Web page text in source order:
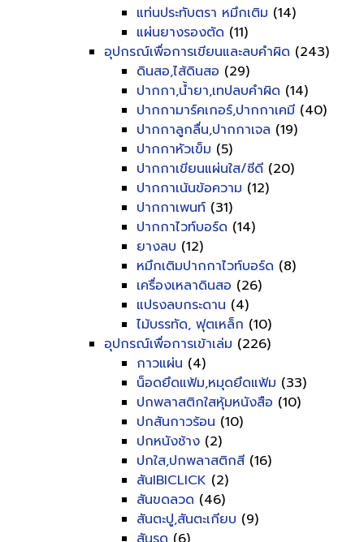
แท่นประทับตรา หมึกเติม (14)
แผ่นยางรองตัด (11)
อุปกรณ์เพื่อการเขียนและลบคำผิด (243)
ดินสอ,ไส้ดินสอ (29)
ปากกา,น้ำยา,เทปลบคำผิด (14)
ปากกามาร์คเกอร์,ปากกาเคมี (40)
ปากกาลูกลื่น,ปากกาเจล (19)
ปากกาหัวเข็ม (5)
ปากกาเขียนแผ่นใส/ซีดี (20)
ปากกาเน้นข้อความ (12)
ปากกาเพนท์ (31)
ปากกาไวท์บอร์ด (14)
ยางลบ (12)
หมึกเติมปากกาไวท์บอร์ด (8)
เครื่องเหลาดินสอ (26)
แปรงลบกระดาน (4)
ไม้บรรทัด, ฟุตเหล็ก (10)
อุปกรณ์เพื่อการเข้าเล่ม (226)
กาวแผ่น (4)
น็อดยึดแฟ้ม,หมุดยึดแฟ้ม (33)
ปกพลาสติกใสหุ้มหนังสือ (10)
ปกสันกาวร้อน (10)
ปกหนังช้าง (2)
ปกใส,ปกพลาสติกสี (16)
สันIBICLICK (2)
สันขดลวด (46)
สันตะปู,สันตะเกียบ (9)